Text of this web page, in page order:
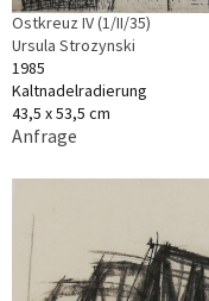
Ostkreuz IV (1/II/35)
Ursula Strozynski
1985
Kaltnadelradierung
43,5 x 53,5 cm
Anfrage